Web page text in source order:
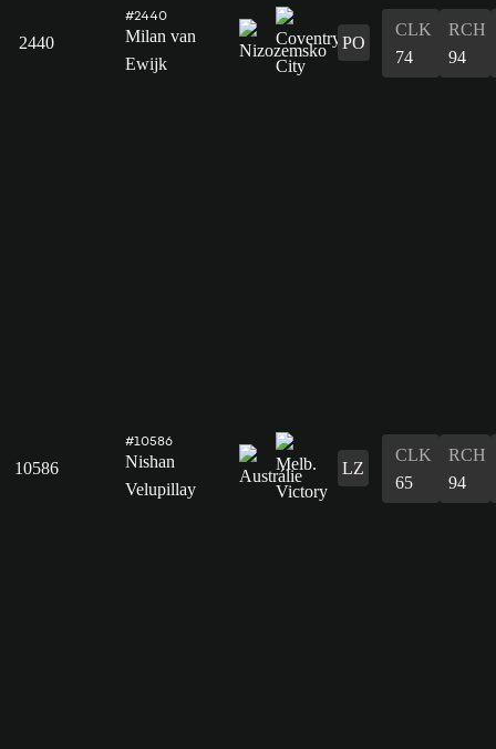
2440
#2440
Milan van
Ewijk
PO
CLK
74
RCH
94
10586
#10586
Nishan
Velupillay
LZ
CLK
65
RCH
94